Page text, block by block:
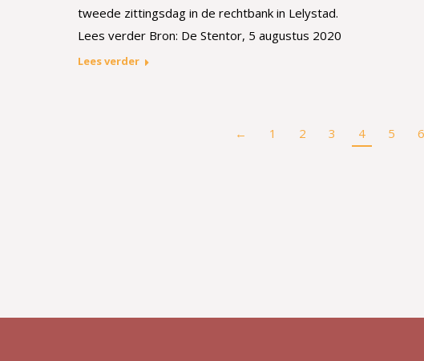
tweede zittingsdag in de rechtbank in Lelystad.
Lees verder Bron: De Stentor, 5 augustus 2020
Lees verder
← 1 2 3 4 5 6